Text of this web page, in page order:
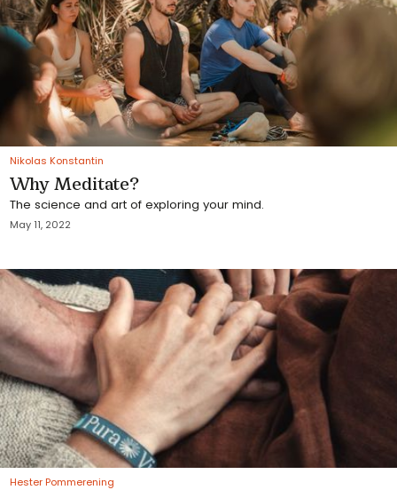
Nikolas Konstantin
Why Meditate?
The science and art of exploring your mind.
May 11, 2022
Hester Pommerening